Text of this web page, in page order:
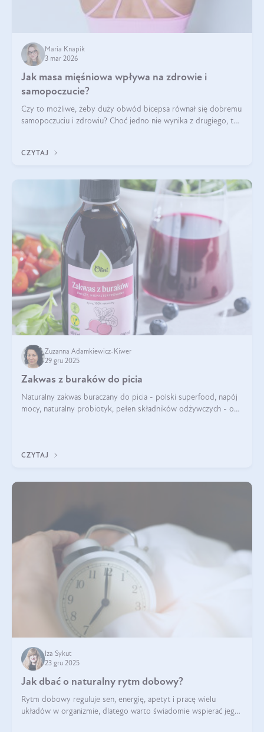
Maria Knapik
3 mar 2026
Jak masa mięśniowa wpływa na zdrowie i
samopoczucie?
Czy to możliwe, żeby duży obwód bicepsa równał się dobremu
samopoczuciu i zdrowiu? Choć jedno nie wynika z drugiego, to
wyjaśnimy.
CZYTAJ
Zuzanna Adamkiewicz-Kiwer
29 gru 2025
Zakwas z buraków do picia
Naturalny zakwas buraczany do picia - polski superfood, napój
mocy, naturalny probiotyk, pełen składników odżywczych - o
CZYTAJ
Iza Sykut
23 gru 2025
Jak dbać o naturalny rytm dobowy?
Rytm dobowy reguluje sen, energię, apetyt i pracę wielu
układów w organizmie, dlatego warto świadomie wspierać jego